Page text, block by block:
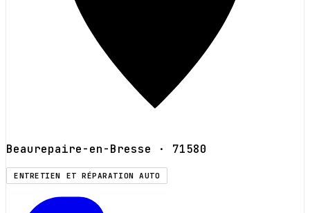
Beaurepaire-en-Bresse · 71580
ENTRETIEN ET RÉPARATION AUTO